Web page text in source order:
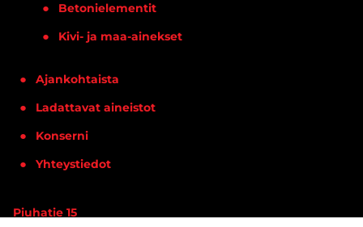
Betonielementit
Kivi- ja maa-ainekset
Ajankohtaista
Ladattavat aineistot
Konserni
Yhteystiedot
Piuhatie 15